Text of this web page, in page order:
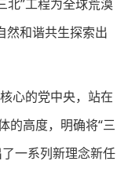
北”工程为全球荒漠
然和谐共生探索出
心的党中央，站在
的高度，明确将“三
一系列新理念新任